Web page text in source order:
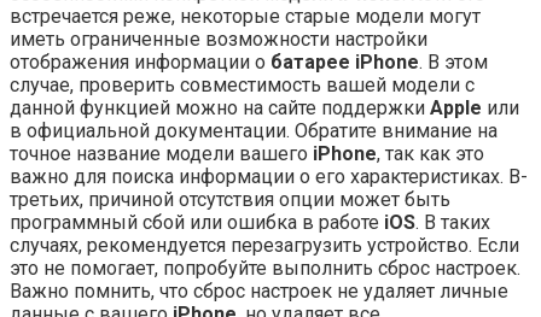
встречается реже, некоторые старые модели могут
иметь ограниченные возможности настройки
отображения информации о батарее iPhone. В этом
случае, проверить совместимость вашей модели с
данной функцией можно на сайте поддержки Apple или
в официальной документации. Обратите внимание на
точное название модели вашего iPhone, так как это
важно для поиска информации о его характеристиках. В-
третьих, причиной отсутствия опции может быть
программный сбой или ошибка в работе iOS. В таких
случаях, рекомендуется перезагрузить устройство. Если
это не помогает, попробуйте выполнить сброс настроек.
Важно помнить, что сброс настроек не удаляет личные